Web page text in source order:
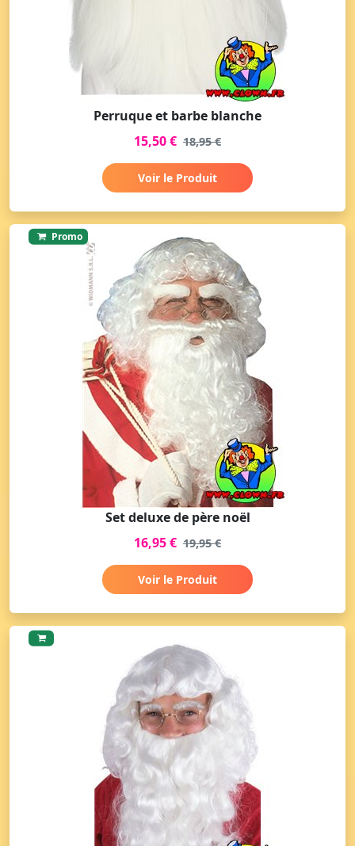
Perruque et barbe blanche
15,50 € 18,95 €
Voir le Produit
Promo
Set deluxe de père noël
16,95 € 19,95 €
Voir le Produit